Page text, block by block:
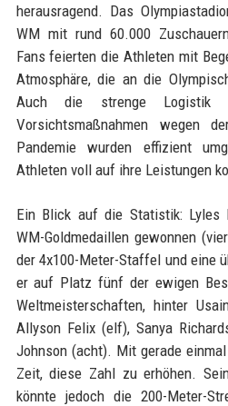
herausragend. Das
WM mit rund 60.000
Fans feierten die Athleten mit
Atmosphäre, die an die
Auch die strenge Logistik
Vorsichtsmaßnahmen wegen
Pandemie wurden effizient
Athleten voll auf ihre Leistungen
Ein Blick auf die Statistik: Lyles
WM-Goldmedaillen gewonnen
der 4x100-Meter-Staffel und eine
er auf Platz fünf der ewigen
Weltmeisterschaften, hinter
Allyson Felix (elf), Sanya
Johnson (acht). Mit gerade
Zeit, diese Zahl zu erhöhen.
könnte jedoch die 200-Meter-